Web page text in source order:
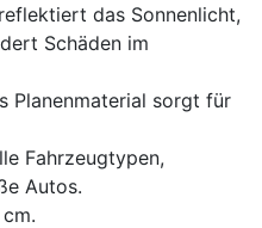
das Sonnenlicht,
Schäden im
Planenmaterial sorgt für
Fahrzeugtypen,
Autos.